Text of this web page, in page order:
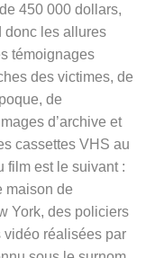
450 000 dollars,
donc les allures
témoignages
des victimes, de
de
d’archive et
cassettes VHS au
film est le suivant :
maison de
York, des policiers
vidéo réalisées par